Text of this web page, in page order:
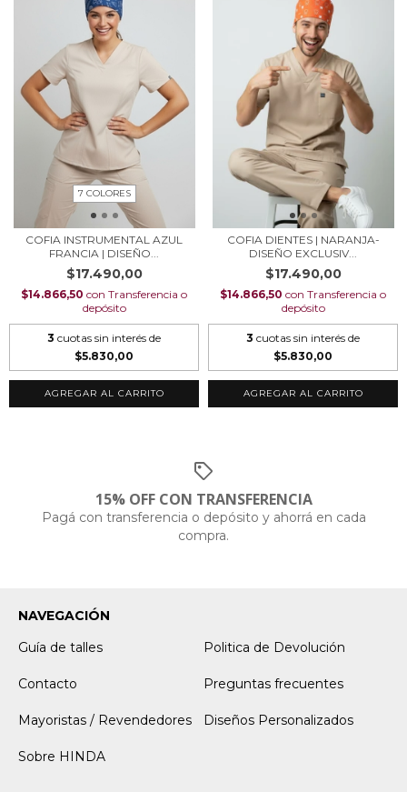
7 COLORES
COFIA INSTRUMENTAL AZUL
FRANCIA | DISEÑO...
$17.490,00
$14.866,50 con Transferencia o
depósito
3 cuotas sin interés de
$5.830,00
AGREGAR AL CARRITO
COFIA DIENTES | NARANJA-
DISEÑO EXCLUSIV...
$17.490,00
$14.866,50 con Transferencia o
depósito
3 cuotas sin interés de
$5.830,00
AGREGAR AL CARRITO
15% OFF CON TRANSFERENCIA
Pagá con transferencia o depósito y ahorrá en cada
compra.
NAVEGACIÓN
Guía de talles
Politica de Devolución
Contacto Preguntas frecuentes
Mayoristas / Revendedores Diseños Personalizados
Sobre HINDA